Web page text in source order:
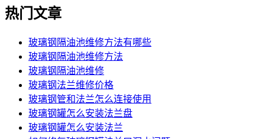
热门文章
玻璃钢隔油池维修方法有哪些
玻璃钢隔油池维修方法
玻璃钢隔油池维修
玻璃钢法兰维修价格
玻璃钢管和法兰怎么连接使用
玻璃钢罐怎么安装法兰盘
玻璃钢罐怎么安装法兰